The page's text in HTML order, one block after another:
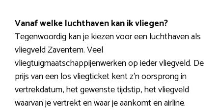
Vanaf welke luchthaven kan ik vliegen?
Tegenwoordig kan je kiezen voor een luchthaven als
vliegveld Zaventem. Veel
vliegtuigmaatschappijenwerken op ieder vliegveld. De
prijs van een los vliegticket kent z’n oorsprong in
vertrekdatum, het gewenste tijdstip, het vliegveld
waarvan je vertrekt en waar je aankomt en airline.